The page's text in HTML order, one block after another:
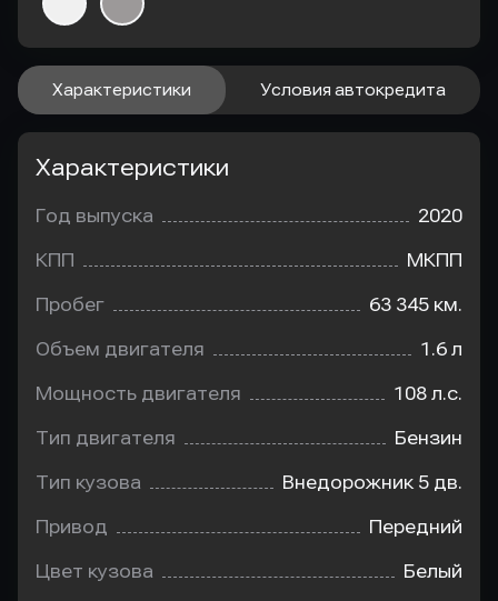
Характеристики Условия автокредита
Характеристики
Год выпуска 2020
КПП МКПП
Пробег 63 345 км.
Объем двигателя 1.6 л
Мощность двигателя 108 л.с.
Тип двигателя Бензин
Тип кузова Внедорожник 5 дв.
Привод Передний
Цвет кузова Белый